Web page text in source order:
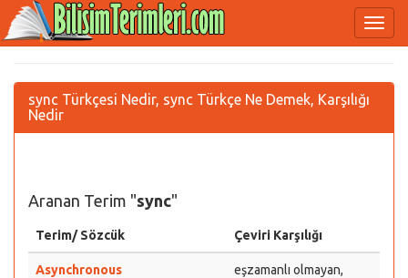
sync Türkçesi Nedir, sync Türkçe Ne Demek, Karşılığı
Nedir
Aranan Terim "sync"
Terim/ Sözcük Çeviri Karşılığı
Asynchronous
eşzamanlı olmayan,